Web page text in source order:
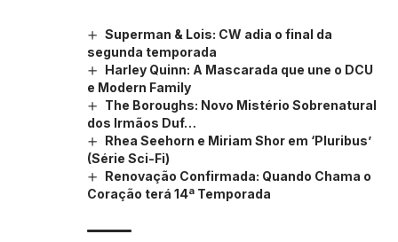
Superman & Lois: CW adia o final da
segunda temporada
Harley Quinn: A Mascarada que une o DCU
e Modern Family
The Boroughs: Novo Mistério Sobrenatural
dos Irmãos Duf…
Rhea Seehorn e Miriam Shor em ‘Pluribus’
(Série Sci-Fi)
Renovação Confirmada: Quando Chama o
Coração terá 14ª Temporada